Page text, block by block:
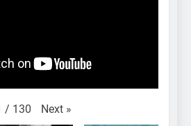
/ 130 Next »